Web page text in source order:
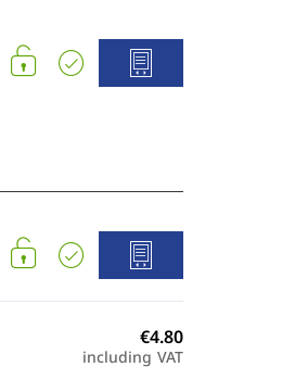
including VAT